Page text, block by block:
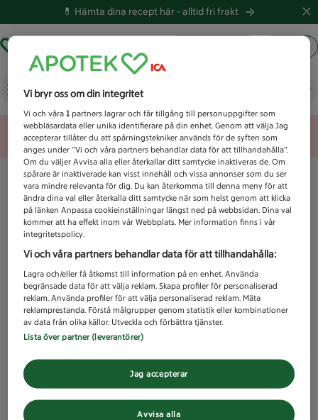
💊 Hämta dina recept här -alltid fri frakt
Vad letar du efter idag?
Unknown error
Vi bryr oss om din integritet
Vi och våra1 partners lagrar och får tillgång till personuppgifter som
webbläsardata eller unika identifierare på din enhet. Genom att välja Jag
accepterar tillåter du att spårningstekniker används för de syften som
anges under ”Vi och våra partners behandlar data för att tillhandahålla”.
Om du väljer Avvisa alla eller återkallar ditt samtycke inaktiveras de. Om
spårare är inaktiverade kan visst innehåll och vissa annonser som du ser
vara mindre relevanta för dig. Du kan återkomma till denna meny för att
ändra dina val eller återkalla ditt samtycke när som helst genom att klicka
på länken Anpassa cookieinställningar längst ned på webbsidan. Dina val
kommer att ha effekt inom vår Webbplats. Mer information finns i vår
integritetspolicy.
Vi och våra partners behandlar data för att tillhandahålla:
Lagra och/eller få åtkomst till information på en enhet. Använda
begränsade data för att välja reklam. Skapa profiler för personaliserad
reklam. Använda profiler för att välja personaliserad reklam. Mäta
reklamprestanda. Förstå målgrupper genom statistik eller kombinationer
av data från olika källor. Utveckla och förbättra tjänster.
Lista över partner (leverantörer)
Avvisa alla
Jag accepterar